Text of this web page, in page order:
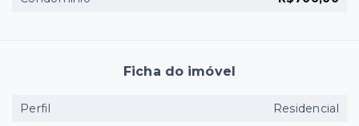
Ficha do imóvel
Perfil
Residencial